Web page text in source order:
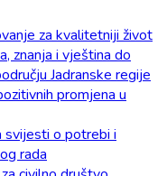
za kvalitetniji život
znanja i vještina do
Jadranske regije
promjena u
svijesti o potrebi i
rada